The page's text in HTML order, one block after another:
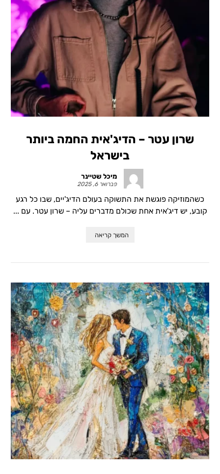
שרון עטר – הדיג'אית החמה ביותר
בישראל
מיכל שטיינר
פברואר 6, 2025
כשהמוזיקה פוגשת את התשוקה בעולם הדיג'יים, שבו כל רגע
קובע, יש דיג'אית אחת שכולם מדברים עליה – שרון עטר. עם ...
המשך קריאה